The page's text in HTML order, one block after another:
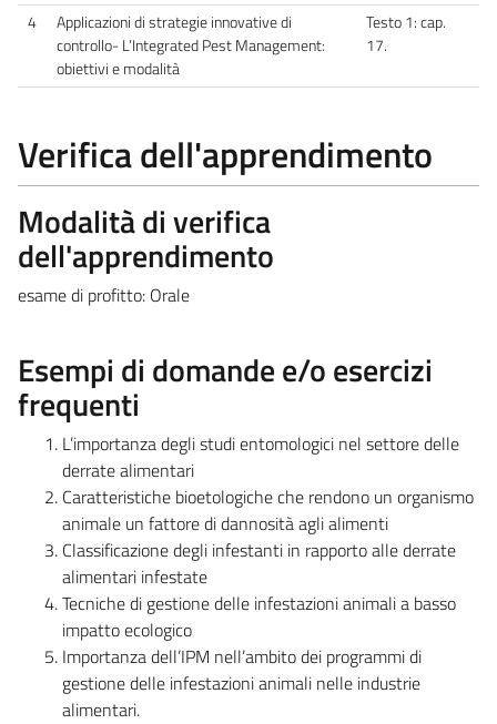
4
Applicazioni di strategie innovative di
controllo- L’Integrated Pest Management:
obiettivi e modalità
Testo 1: cap.
17.
Verifica dell'apprendimento
Modalità di verifica
dell'apprendimento
esame di profitto: Orale
Esempi di domande e/o esercizi
frequenti
L’importanza degli studi entomologici nel settore delle
derrate alimentari
Caratteristiche bioetologiche che rendono un organismo
animale un fattore di dannosità agli alimenti
Classificazione degli infestanti in rapporto alle derrate
alimentari infestate
Tecniche di gestione delle infestazioni animali a basso
impatto ecologico
Importanza dell’IPM nell’ambito dei programmi di
gestione delle infestazioni animali nelle industrie
alimentari.